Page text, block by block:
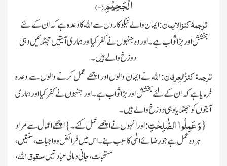
الْجَحِیْمِ(۱۰)
ترجمۂ کنزالایمان: ایمان والے نیکو کاروں سےاللہکا وعدہ ہے کہ ان کے لئے
بخشش اور بڑا ثواب ہے ۔اور وہ جنہوںنے کفر کیا اور ہماری آیتیں جھٹلائیں وہی
دوزخ والے ہیں۔
ترجمۂ کنزُالعِرفان:اللہنے ایمان والوں اور اچھے عمل کرنے والوں سے وعدہ
فرمایا ہے کہ ان کے لئے بخشش اور بڑا ثواب ہے۔اور جنہوں نے کفر کیا اور ہماری
آیتوں کو جھٹلایاوہی دوزخ والے ہیں۔
{وَ عَمِلُوا الصّٰلِحٰتِ: اور انہوں نے اچھے عمل کئے۔} اچھے اعمال سے مراد
ہر وہ عمل ہے جو رضائے الہٰی کا سبب بنے۔اس میں فرائض و واجبات، سنتیں ،
مستحبات، جانی ومالی عبادتیں ،حقوق اللہ،